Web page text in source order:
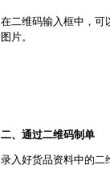
在二维码输入框中，可
图片。
二、通过二维码制单
录入好货品资料中的二